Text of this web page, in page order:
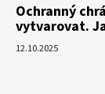
Ochranný
vytvarovat.
12.10.2025